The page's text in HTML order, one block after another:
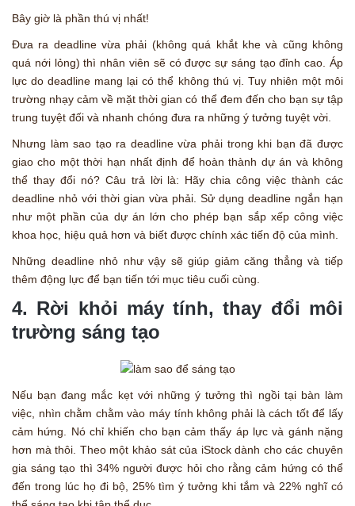
Bây giờ là phần thú vị nhất!
Đưa ra deadline vừa phải (không quá khắt khe và cũng không
quá nới lỏng) thì nhân viên sẽ có được sự sáng tạo đỉnh cao. Áp
lực do deadline mang lại có thể không thú vị. Tuy nhiên một môi
trường nhạy cảm về mặt thời gian có thể đem đến cho bạn sự tập
trung tuyệt đối và nhanh chóng đưa ra những ý tưởng tuyệt vời.
Nhưng làm sao tạo ra deadline vừa phải trong khi bạn đã được
giao cho một thời hạn nhất định để hoàn thành dự án và không
thể thay đổi nó? Câu trả lời là: Hãy chia công việc thành các
deadline nhỏ với thời gian vừa phải. Sử dụng deadline ngắn hạn
như một phần của dự án lớn cho phép bạn sắp xếp công việc
khoa học, hiệu quả hơn và biết được chính xác tiến độ của mình.
Những deadline nhỏ như vậy sẽ giúp giảm căng thẳng và tiếp
thêm động lực để bạn tiến tới mục tiêu cuối cùng.
4. Rời khỏi máy tính, thay đổi môi
trường sáng tạo
Nếu bạn đang mắc kẹt với những ý tưởng thì ngồi tại bàn làm
việc, nhìn chằm chằm vào máy tính không phải là cách tốt để lấy
cảm hứng. Nó chỉ khiến cho bạn cảm thấy áp lực và gánh nặng
hơn mà thôi. Theo một khảo sát của iStock dành cho các chuyên
gia sáng tạo thì 34% người được hỏi cho rằng cảm hứng có thể
đến trong lúc họ đi bộ, 25% tìm ý tưởng khi tắm và 22% nghĩ có